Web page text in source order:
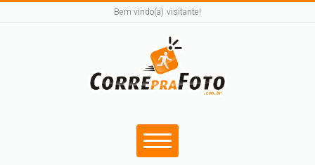
Bem vindo(a) visitante!